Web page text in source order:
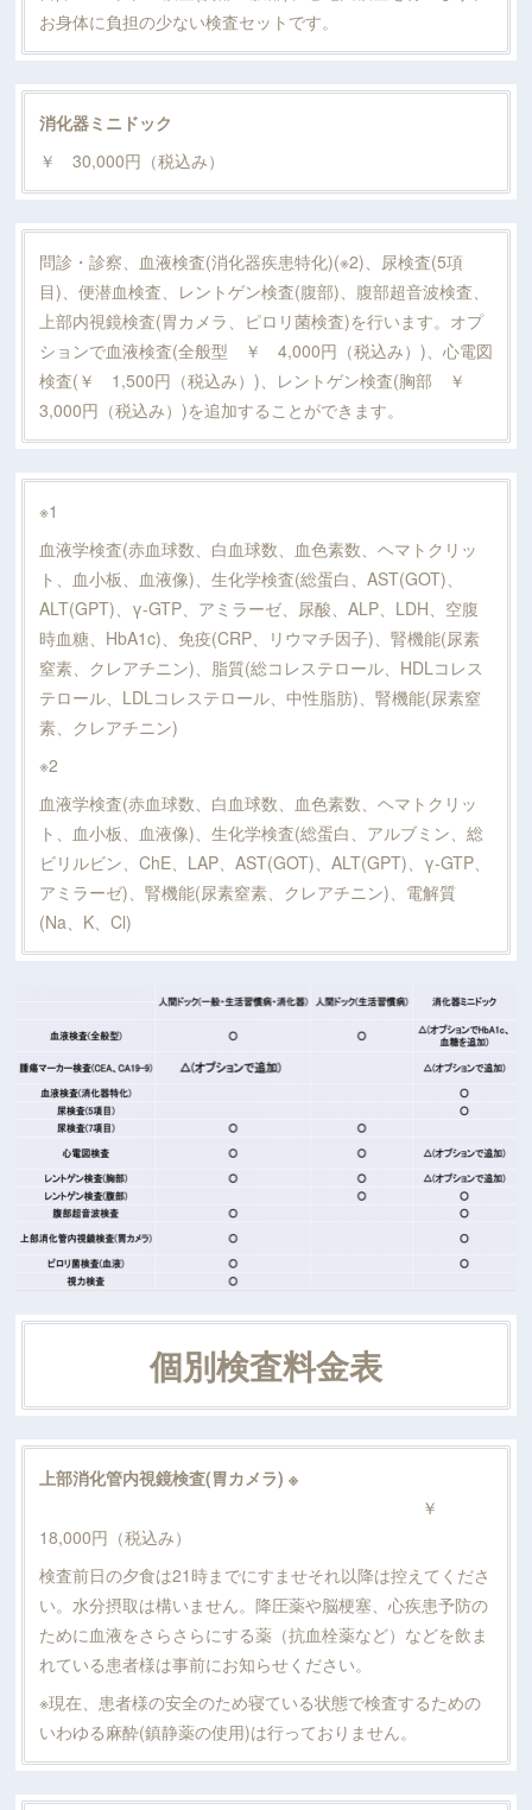
お身体に負担の少ない検査セットです。
消化器ミニドック
￥ 30,000円（税込み）
問診・診察、血液検査(消化器疾患特化)(※2)、尿検査(5項
目)、便潜血検査、レントゲン検査(腹部)、腹部超音波検査、
上部内視鏡検査(胃カメラ、ピロリ菌検査)を行います。オプ
ションで血液検査(全般型 ￥ 4,000円（税込み）)、心電図
検査(￥ 1,500円（税込み）)、レントゲン検査(胸部 ￥
3,000円（税込み）)を追加することができます。
※1
血液学検査(赤血球数、白血球数、血色素数、ヘマトクリッ
ト、血小板、血液像)、生化学検査(総蛋白、AST(GOT)、
ALT(GPT)、γ-GTP、アミラーゼ、尿酸、ALP、LDH、空腹
時血糖、HbA1c)、免疫(CRP、リウマチ因子)、腎機能(尿素
窒素、クレアチニン)、脂質(総コレステロール、HDLコレス
テロール、LDLコレステロール、中性脂肪)、腎機能(尿素窒
素、クレアチニン)
※2
血液学検査(赤血球数、白血球数、血色素数、ヘマトクリッ
ト、血小板、血液像)、生化学検査(総蛋白、アルブミン、総
ビリルビン、ChE、LAP、AST(GOT)、ALT(GPT)、γ-GTP、
アミラーゼ)、腎機能(尿素窒素、クレアチニン)、電解質
(Na、K、Cl)
個別検査料金表
上部消化管内視鏡検査(胃カメラ) ※
￥
18,000円（税込み）
検査前日の夕食は21時までにすませそれ以降は控えてくださ
い。水分摂取は構いません。降圧薬や脳梗塞、心疾患予防の
ために血液をさらさらにする薬（抗血栓薬など）などを飲ま
れている患者様は事前にお知らせください。
※現在、患者様の安全のため寝ている状態で検査するための
いわゆる麻酔(鎮静薬の使用)は行っておりません。